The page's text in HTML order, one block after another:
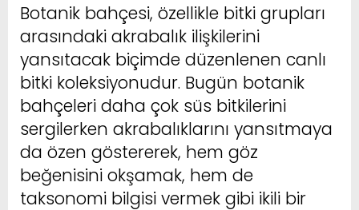
Botanik bahçesi, özellikle bitki grupları
arasındaki akrabalık ilişkilerini
yansıtacak biçimde düzenlenen canlı
bitki koleksiyonudur. Bugün botanik
bahçeleri daha çok süs bitkilerini
sergilerken akrabalıklarını yansıtmaya
da özen göstererek, hem göz
beğenisini okşamak, hem de
taksonomi bilgisi vermek gibi ikili bir